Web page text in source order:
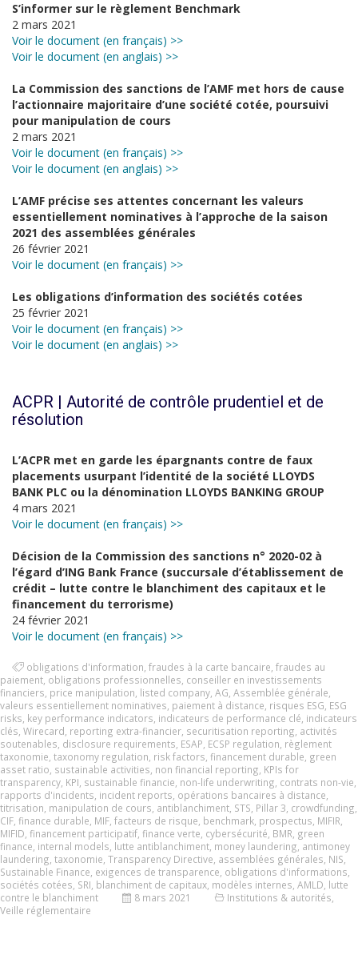
S’informer sur le règlement Benchmark
2 mars 2021
Voir le document (en français) >>
Voir le document (en anglais) >>
La Commission des sanctions de l’AMF met hors de cause
l’actionnaire majoritaire d’une société cotée, poursuivi
pour manipulation de cours
2 mars 2021
Voir le document (en français) >>
Voir le document (en anglais) >>
L’AMF précise ses attentes concernant les valeurs
essentiellement nominatives à l’approche de la saison
2021 des assemblées générales
26 février 2021
Voir le document (en français) >>
Les obligations d’information des sociétés cotées
25 février 2021
Voir le document (en français) >>
Voir le document (en anglais) >>
ACPR | Autorité de contrôle prudentiel et de
résolution
L’ACPR met en garde les épargnants contre de faux
placements usurpant l’identité de la société LLOYDS
BANK PLC ou la dénomination LLOYDS BANKING GROUP
4 mars 2021
Voir le document (en français) >>
Décision de la Commission des sanctions n° 2020-02 à
l’égard d’ING Bank France (succursale d’établissement de
crédit – lutte contre le blanchiment des capitaux et le
financement du terrorisme)
24 février 2021
Voir le document (en français) >>
obligations d'information fraudes à la carte bancaire fraudes au
paiement obligations professionnelles conseiller en investissements
financiers price manipulation listed company AG Assemblée générale
valeurs essentiellement nominatives paiement à distance risques ESG ESG
risks key performance indicators indicateurs de performance clé indicateurs
clés Wirecard reporting extra-financier securitisation reporting activités
soutenables disclosure requirements ESAP ECSP regulation règlement
taxonomie taxonomy regulation risk factors financement durable green
asset ratio sustainable activities non financial reporting KPIs for
transparency KPI sustainable financie non-life underwriting contrats non-vie
rapports d'incidents incident reports opérations bancaires à distance
titrisation manipulation de cours antiblanchiment STS Pillar 3 crowdfunding
CIF finance durable MIF facteurs de risque benchmark prospectus MIFIR
MIFID financement participatif finance verte cybersécurité BMR green
finance internal models lutte antiblanchiment money laundering antimoney
laundering taxonomie Transparency Directive assemblées générales NIS
Sustainable Finance exigences de transparence obligations d'informations
sociétés cotées SRI blanchiment de capitaux modèles internes AMLD lutte
contre le blanchiment
8 mars 2021 Institutions & autorités
Veille réglementaire